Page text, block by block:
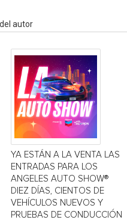
autor
YA ESTÁN A LA VENTA LAS
ENTRADAS PARA LOS
ANGELES AUTO SHOW®
DIEZ DÍAS, CIENTOS DE
VEHÍCULOS NUEVOS Y
PRUEBAS DE CONDUCCIÓN